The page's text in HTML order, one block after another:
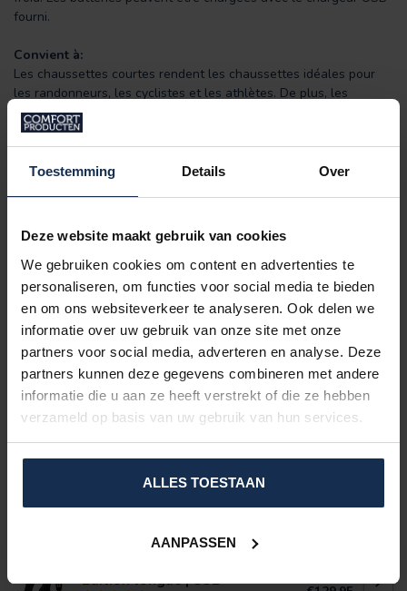
Toestemming Details Over
Deze website maakt gebruik van cookies
We gebruiken cookies om content en advertenties te
personaliseren, om functies voor social media te bieden
en om ons websiteverkeer te analyseren. Ook delen we
informatie over uw gebruik van onze site met onze
partners voor social media, adverteren en analyse. Deze
partners kunnen deze gegevens combineren met andere
informatie die u aan ze heeft verstrekt of die ze hebben
verzameld op basis van uw gebruik van hun services.
ALLES TOESTAAN
AANPASSEN
fourni.
Convient à:
Les chaussettes courtes rendent les chaussettes idéales pour
les randonneurs, les cyclistes et les athlètes. De plus, les
chaussettes conviennent également aux personnes qui souffrent
rapidement de pieds froids comme les orteils d'hiver ou le
syndrome de Raynaud.
USB et télécommande
Matière : 80 % coton, 12 % nylon et 8 % élasthanne
Les zones supérieure, inférieure et des orteils sont
chauffées
USB rechargeable
Chauffable jusqu'à 68° degrés
Modèle unisexe
Chauffage jusqu'à 10 heures sur une seule charge
BERTSCHAT®
Édition longue | USB